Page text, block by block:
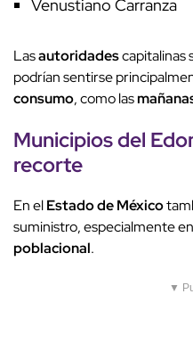
Venustiano Carranza
Lasautoridadescapitalinas
podrían sentirse
consumo, como las
Municipios del
recorte
En elEstado de México
suministro, especialmente
poblacional.
▼